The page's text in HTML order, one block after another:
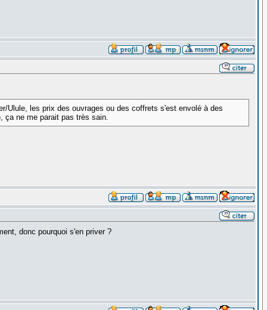
Ulule, les prix des ouvrages ou des coffrets s'est envolé à des
ça ne me parait pas très sain.
donc pourquoi s'en priver ?